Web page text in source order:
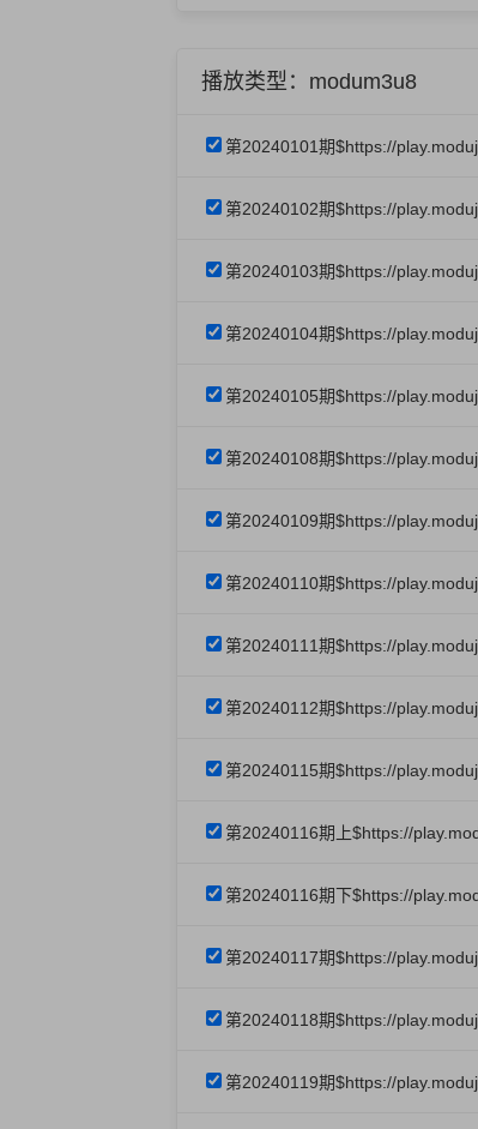
播放类型：modum3u8
第20240101期$https://
第20240102期$https://
第20240103期$https://
第20240104期$https://
第20240105期$https://
第20240108期$https://
第20240109期$https://
第20240110期$https://
第20240111期$https://
第20240112期$https://
第20240115期$https://
第20240116期上$https://
第20240116期下$https://
第20240117期$https://
第20240118期$https://
第20240119期$https://